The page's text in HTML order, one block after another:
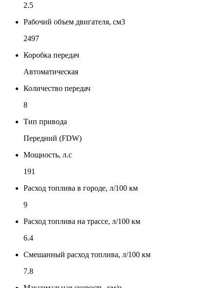
2.5
Рабочий объем двигателя, см3
2497
Коробка передач
Автоматическая
Количество передач
8
Тип привода
Передний (FDW)
Мощность, л.с
191
Расход топлива в городе, л/100 км
9
Расход топлива на трассе, л/100 км
6.4
Смешанный расход топлива, л/100 км
7.8